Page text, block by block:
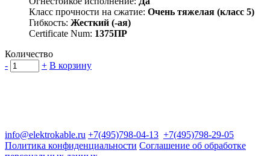
Класс прочности на сжатие: Очень тяжелая (класс 5)
Гибкость: Жесткий (-ая)
Certificate Num: 1375ПР
Количество
-
+ В корзину
info@elektrokable.ru +7(495)798-04-13 +7(495)798-29-05
Политика конфиденциальности Соглашение об обработке